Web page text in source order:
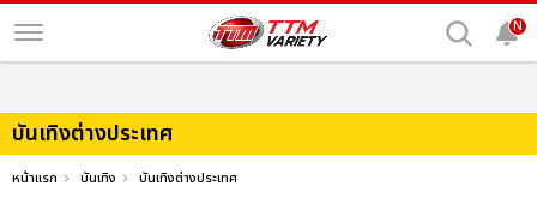
N
บันเทิงต่างประเทศ
หน้าแรก บันเทิง บันเทิงต่างประเทศ